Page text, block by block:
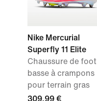
Nike Mercurial
Superfly 11 Elite
Chaussure de foot
basse à crampons
pour terrain gras
309,99 €